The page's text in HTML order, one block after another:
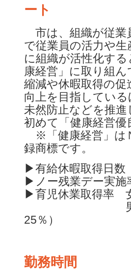
ート
市は、組織が従業
で従業員の活力や
に組織が活性化す
康経営」に取り組
縮減や休暇取得の
向上を目指してい
未然防止などを推
初めて「健康経営
※「健康経営」は
録商標です。
▶有給休暇取得日
▶ノー残業デー実
▶育児休業取得率
男性 46％
25％）
勤務時間